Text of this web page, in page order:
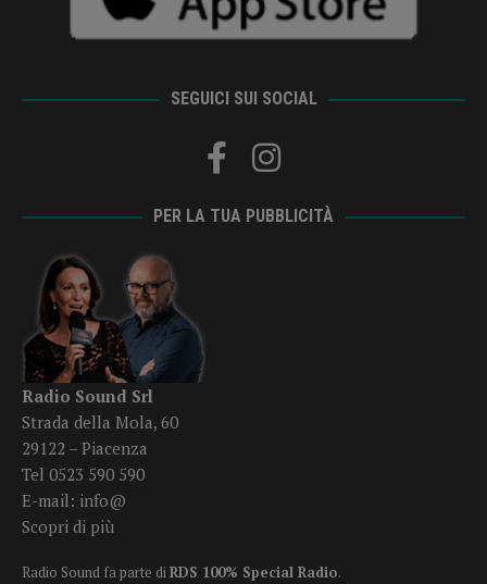
SEGUICI SUI SOCIAL
PER LA TUA PUBBLICITÀ
Radio Sound Srl
Strada della Mola, 60
29122 – Piacenza
Tel 0523 590 590
E-mail: info@
Scopri di più
Radio Sound fa parte diRDS 100% Special Radio.